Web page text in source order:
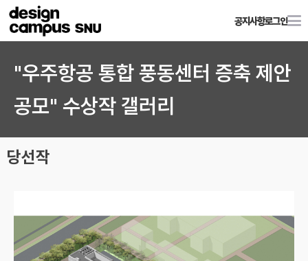
공지사항로그인
"우주항공 통합 풍동센터 증축 제안
공모" 수상작 갤러리
당선작